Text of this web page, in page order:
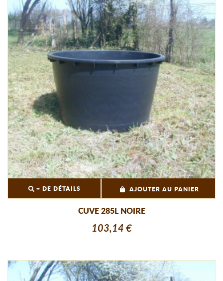
+ DE DÉTAILS AJOUTER AU PANIER
CUVE 285L NOIRE
103,14 €